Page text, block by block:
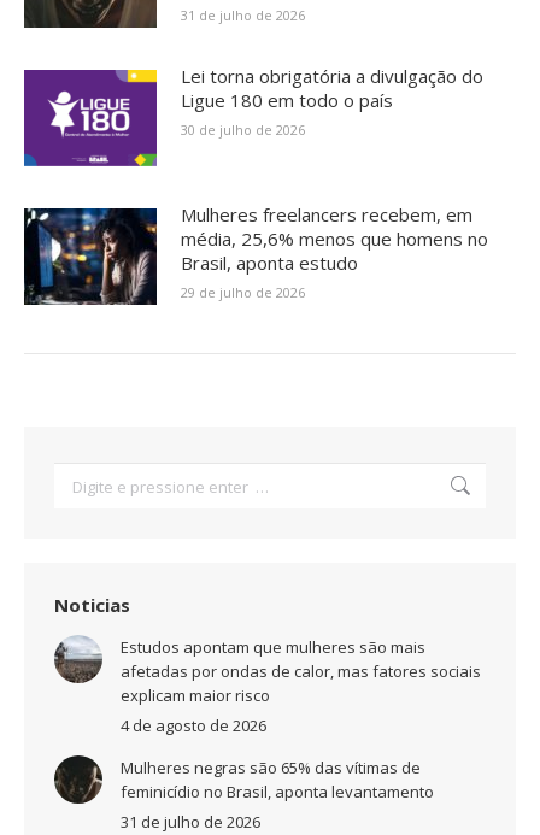
31 de julho de 2026
Lei torna obrigatória a divulgação do
Ligue 180 em todo o país
30 de julho de 2026
Mulheres freelancers recebem, em
média, 25,6% menos que homens no
Brasil, aponta estudo
29 de julho de 2026
Noticias
Estudos apontam que mulheres são mais
afetadas por ondas de calor, mas fatores sociais
explicam maior risco
4 de agosto de 2026
Mulheres negras são 65% das vítimas de
feminicídio no Brasil, aponta levantamento
31 de julho de 2026